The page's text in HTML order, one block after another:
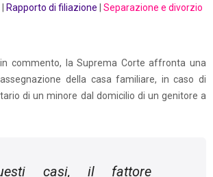
Rapporto di filiazione Separazione e divorzio
commento, la Suprema Corte affronta una
della casa familiare, in caso di
di un minore dal domicilio di un genitore a
casi, il fattore